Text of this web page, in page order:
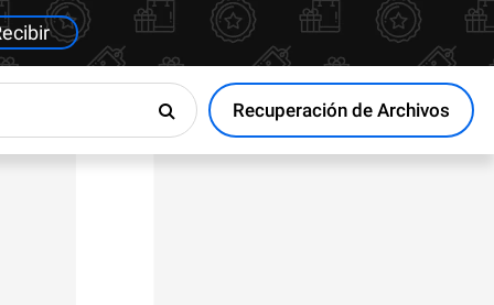
Recuperación de Archivos